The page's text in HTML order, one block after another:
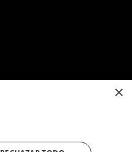
(02) 298 1300
×